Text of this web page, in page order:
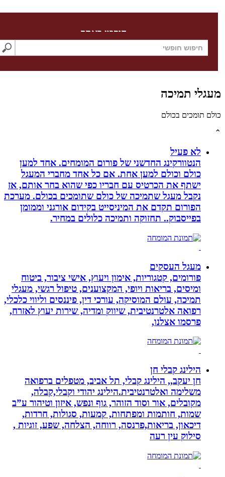
חיפוש באתר
תמיכה
תומכים בכולם
לא פעיל
הנטוורקינג החדשני של פורום המומחים. אחד למען
כולם וכולם למען אחת. אם כל אחד מחברי המעגל
ישתף את הכרטיס עם חבריו כפי שהוא בחר אותם, אז
נקבל מעגל שתמיכה של כולם שתומכים בכולם. מערכת
הפורום תקדם את המיניסייט בקידום אורגני וממומן
בפייסבוק.. תחזוקה ותמיכה כלולים במחיר.
מעגל העסקים
פורומים, קטגוריות, אימון ויעוץ, אישי ציבור, ביטוח
ומיסים, בריאות ויופי, המקצוענים, טיפול רגשי, מעגלי
תמיכה, עולם המוסיקה, עורכי דין, פיננסים וליווי כלכלי,
רפואה אלטרנטיבית, שיווק ומדיה, שירות יעוץ לאזרח,
פרסמו אצלנו,
הילינג קבלי חן
חן יעקב,, הילינג קבלי, תל אביב, מטפלים ברפואה
משלימה ואלטרנטיבית.הילינג יהודי וקבלי,קבלה,
מקובלים, אור וסוד הזוהר, גוף ונפש, איזון וטיהור ע”ב
שמות, חותמות ומפתחות, קמעות, סגולות, חרדות,
דיכאון, בריאות,פרנסה, רווחה, הצלחה, שפע, זוגיות ,
סילוק עין רעה